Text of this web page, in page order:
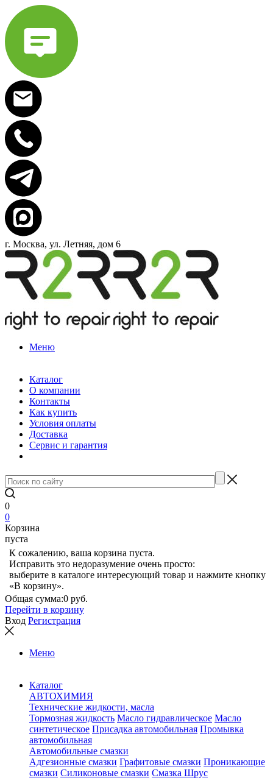
г. Москва, ул. Летняя, дом 6
Меню
Каталог
О компании
Контакты
Как купить
Условия оплаты
Доставка
Сервис и гарантия
0
0
Корзина
пуста
К сожалению, ваша корзина пуста.
Исправить это недоразумение очень просто:
выберите в каталоге интересующий товар и нажмите кнопку
«В корзину».
Общая сумма:0 руб.
Перейти в корзину
Вход Регистрация
Меню
Каталог
АВТОХИМИЯ
Технические жидкости, масла
Тормозная жидкость Масло гидравлическое Масло
синтетическое Присадка автомобильная Промывка
автомобильная
Автомобильные смазки
Адгезионные смазки Графитовые смазки Проникающие
смазки Силиконовые смазки Смазка Шрус